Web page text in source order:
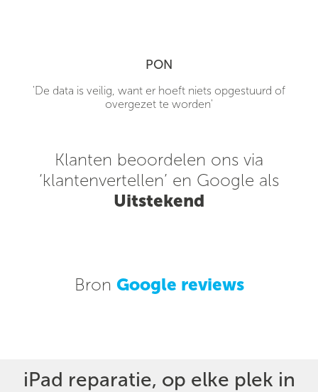
PON
'De data is veilig, want er hoeft niets opgestuurd of
overgezet te worden'
Klanten beoordelen ons via
‘klantenvertellen’ en Google als
Uitstekend
Bron Google reviews
iPad reparatie, op elke plek in